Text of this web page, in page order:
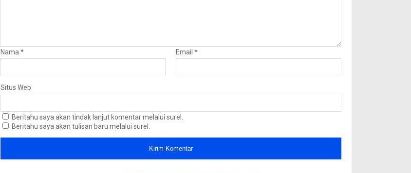
Nama* Email*
Situs Web
Beritahu saya akan tindak lanjut komentar melalui surel.
Beritahu saya akan tulisan baru melalui surel.